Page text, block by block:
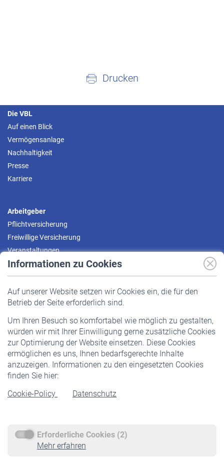
Informationen zu Cookies
Auf unserer Website setzen wir Cookies ein, die für den
Betrieb der Seite erforderlich sind.
Um Ihren Besuch so komfortabel wie möglich zu gestalten,
würden wir mit Ihrer Einwilligung gerne zusätzliche Cookies
zur Optimierung der Website einsetzen. Diese Cookies
ermöglichen es uns, Ihnen bedarfsgerechte Inhalte
anzuzeigen. Informationen zu den eingesetzten Cookies
finden Sie hier:
Cookie-Policy
Datenschutz
Erforderliche Cookies (2)
Mehr erfahren
Drucken
Die VBL
Auf einen Blick
Vermögensanlage
Nachhaltigkeit
Presse
Karriere
Arbeitgeber
Pflichtversicherung
Freiwillige Versicherung
Veranstaltungen
Pflichtversicherung
Staatliche Förderung
Veranstaltungen
Rentner
Rentenbeginn
Rente beantragen
Service
Informationen